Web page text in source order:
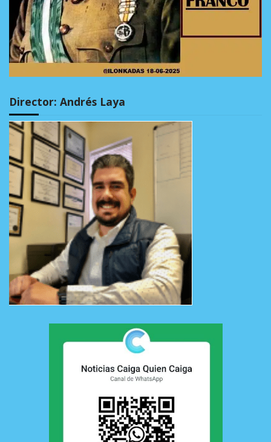
Director: Andrés Laya